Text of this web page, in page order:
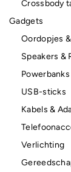
Crossbody
Gadgets
Oordopjes
Speakers &
USB-sticks
Kabels &
Verlichting